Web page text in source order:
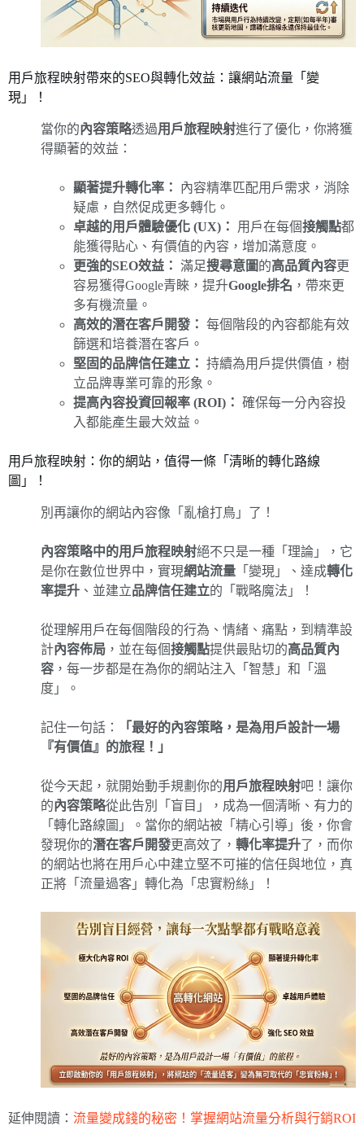
用戶旅程映射帶來的SEO與轉化效益：讓網站流量「變
現」！
當你的內容策略透過用戶旅程映射進行了優化，你將獲
得顯著的效益：
顯著提升轉化率：
內容精準匹配用戶需求，消除
疑慮，自然促成更多轉化。
卓越的用戶體驗優化 (UX)：
用戶在每個接觸點都
能獲得貼心、有價值的內容，增加滿意度。
更強的SEO效益： 滿足搜尋意圖的高品質內容更
容易獲得Google青睞，提升Google排名 ，帶來更
多有機流量。
高效的潛在客戶開發： 每個階段的內容都能有效
篩選和培養潛在客戶。
堅固的品牌信任建立： 持續為用戶提供價值，樹
立品牌專業可靠的形象。
提高內容投資回報率 (ROI)： 確保每一分內容投
入都能產生最大效益。
用戶旅程映射：你的網站，值得一條「清晰的轉化路線
圖」！
別再讓你的網站內容像「亂槍打鳥」了！
內容策略中的用戶旅程映射絕不只是一種「理論」，它
是你在數位世界中，實現網站流量 「變現」、達成轉化
率提升 、並建立品牌信任建立的「戰略魔法」！
從理解用戶在每個階段的行為、情緒、痛點，到精準設
計內容佈局 ，並在每個接觸點提供最貼切的高品質內
容 ，每一步都是在為你的網站注入「智慧」和「溫
度」。
記住一句話：
「最好的內容策略，是為用戶設計一場
『有價值』的旅程！」
從今天起，就開始動手規劃你的用戶旅程映射吧！讓你
的內容策略從此告別「盲目」，成為一個清晰、有力的
「轉化路線圖」。當你的網站被「精心引導」後，你會
發現你的潛在客戶開發更高效了， 轉化率提升了，而你
的網站也將在用戶心中建立堅不可摧的信任與地位，真
正將「流量過客」轉化為「忠實粉絲」！
延伸閱讀： 流量變成錢的秘密！掌握網站流量分析與行銷ROI